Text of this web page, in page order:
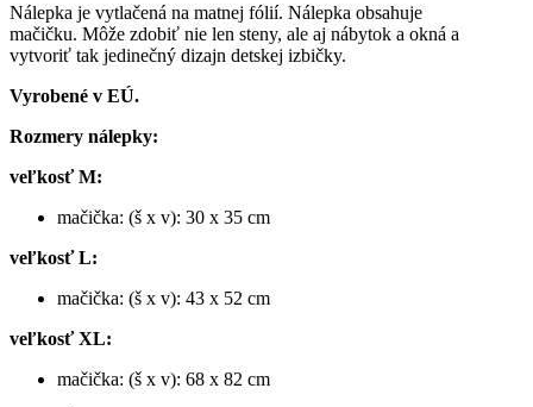
Nálepka je vytlačená na matnej fólií. Nálepka obsahuje
mačičku. Môže zdobiť nie len steny, ale aj nábytok a okná a
vytvoriť tak jedinečný dizajn detskej izbičky.
Vyrobené v EÚ.
Rozmery nálepky:
veľkosť M:
mačička: (š x v): 30 x 35 cm
veľkosť L:
mačička: (š x v): 43 x 52 cm
veľkosť XL:
mačička: (š x v): 68 x 82 cm